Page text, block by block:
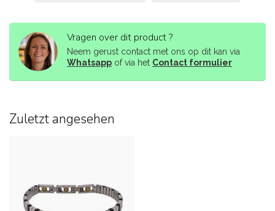
Vragen over dit product ?
Neem gerust contact met ons op dit kan via
Whatsapp of via het Contact formulier
Zuletzt angesehen